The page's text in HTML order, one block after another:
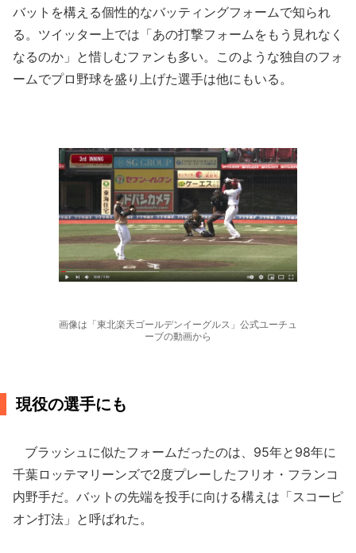
バットを構える個性的なバッティングフォームで知られ
る。ツイッター上では「あの打撃フォームをもう見れなく
なるのか」と惜しむファンも多い。このような独自のフォ
ームでプロ野球を盛り上げた選手は他にもいる。
画像は「東北楽天ゴールデンイーグルス」公式ユーチュ
ーブの動画から
現役の選手にも
ブラッシュに似たフォームだったのは、95年と98年に
千葉ロッテマリーンズで2度プレーしたフリオ・フランコ
内野手だ。バットの先端を投手に向ける構えは「スコーピ
オン打法」と呼ばれた。